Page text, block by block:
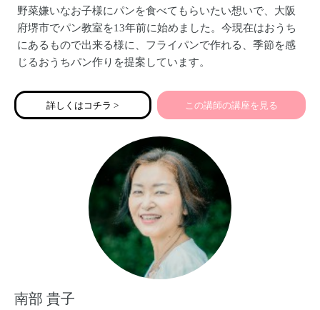
野菜嫌いなお子様にパンを食べてもらいたい想いで、大阪
府堺市でパン教室を13年前に始めました。今現在はおうち
にあるもので出来る様に、フライパンで作れる、季節を感
じるおうちパン作りを提案しています。
詳しくはコチラ > この講師の講座を見る
南部 貴子